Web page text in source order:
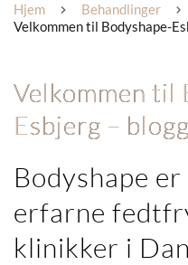
Hjem
Behandlinger
Velkommen til Bodyshape-
Velkommen til
Esbjerg –
Bodyshape
erfarne
klinikker i